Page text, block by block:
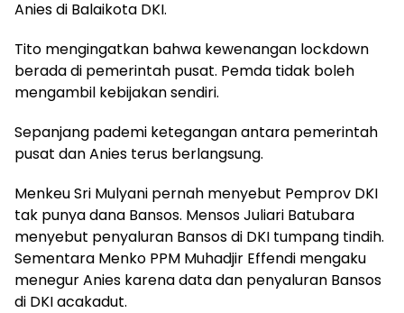
Anies di Balaikota DKI.
Tito mengingatkan bahwa kewenangan lockdown
berada di pemerintah pusat. Pemda tidak boleh
mengambil kebijakan sendiri.
Sepanjang pademi ketegangan antara pemerintah
pusat dan Anies terus berlangsung.
Menkeu Sri Mulyani pernah menyebut Pemprov DKI
tak punya dana Bansos. Mensos Juliari Batubara
menyebut penyaluran Bansos di DKI tumpang tindih.
Sementara Menko PPM Muhadjir Effendi mengaku
menegur Anies karena data dan penyaluran Bansos
di DKI acakadut.